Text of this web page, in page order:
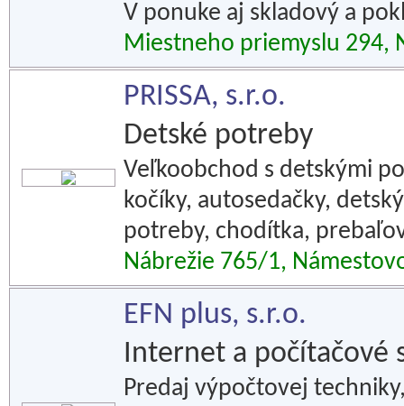
V ponuke aj skladový a
Miestneho priemyslu 294,
PRISSA, s.r.o.
Detské potreby
Veľkoobchod s detskými
kočíky, autosedačky,
potreby, chodítka,
Nábrežie 765/1,
EFN plus, s.r.o.
Internet a počítačové
Predaj výpočtovej